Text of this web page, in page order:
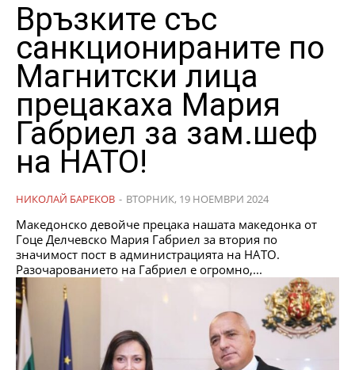
Връзките със
санкционираните по
Магнитски лица
прецакаха Мария
Габриел за зам.шеф
на НАТО!
НИКОЛАЙ БАРЕКОВ - ВТОРНИК, 19 НОЕМВРИ 2024
Македонско девойче прецака нашата македонка от
Гоце Делчевско Мария Габриел за втория по
значимост пост в администрацията на НАТО.
Разочарованието на Габриел е огромно,...